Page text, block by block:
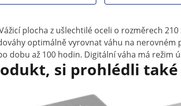
vybrat mezi funkcemi počítání, součtu,
plocha z ušlechtilé oceli o rozměrech
optimálně vyrovnat váhu na
dobu až 100 hodin. Digitální váha má režim
si prohlédli také